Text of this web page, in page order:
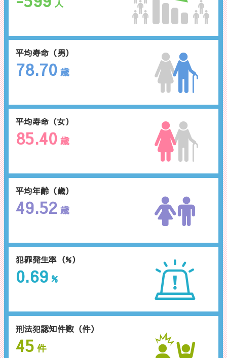
平均寿命（男）
78.70 歳
平均年齢（歳）
49.52 歳
刑法犯認知件数（件）
45 件
人
平均寿命（女）
85.40 歳
犯罪発生率（%）
0.69 %